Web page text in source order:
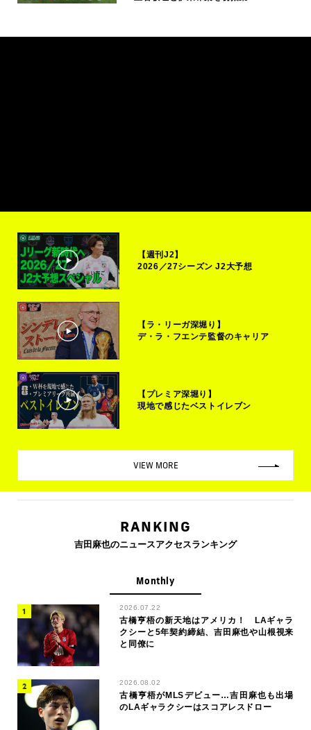
【週刊J2】
2026／27シーズン J2大予想
【ラ・リーガ深堀り】
デ・ラ・フエンテ監督のキャリア
【プレミア深堀り】
現地で感じたベストイレブン
VIEW MORE
RANKING
吉田麻也のニュースアクセスランキング
Monthly
2026.07.22
古橋亨梧の新天地はアメリカ！ LAギャラ
クシーと5年契約締結、吉田麻也や山根視来
と同僚に
2026.08.02
古橋亨梧がMLSデビュー…吉田麻也も出場
のLAギャラクシーはスコアレスドロー